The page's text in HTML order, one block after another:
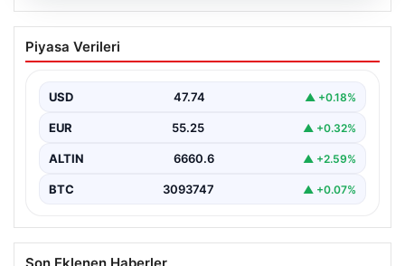
07.08.2026
Holding patronuna bahis suçlaması.
Tüm malvarlığına el konuldu
Piyasa Verileri
USD 47.74 ▲ +0.18%
EUR 55.25 ▲ +0.32%
ALTIN 6660.6 ▲ +2.59%
BTC 3093747 ▲ +0.07%